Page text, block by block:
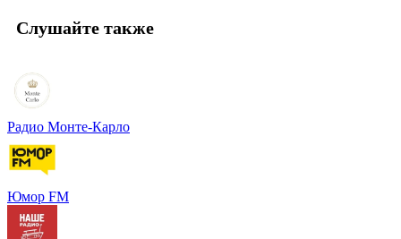
Слушайте также
Радио Монте-Карло
Юмор FM